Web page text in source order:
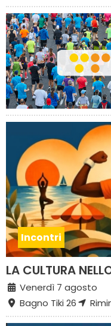
Incontri
LA CULTURA
Venerdì 7 agosto
Bagno Tiki 26